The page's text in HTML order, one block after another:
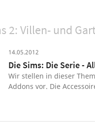
Simulation
2: Villen- und
14.05.2012
Die Sims: Die Serie -
Wir stellen in dieser
Addons vor. Die